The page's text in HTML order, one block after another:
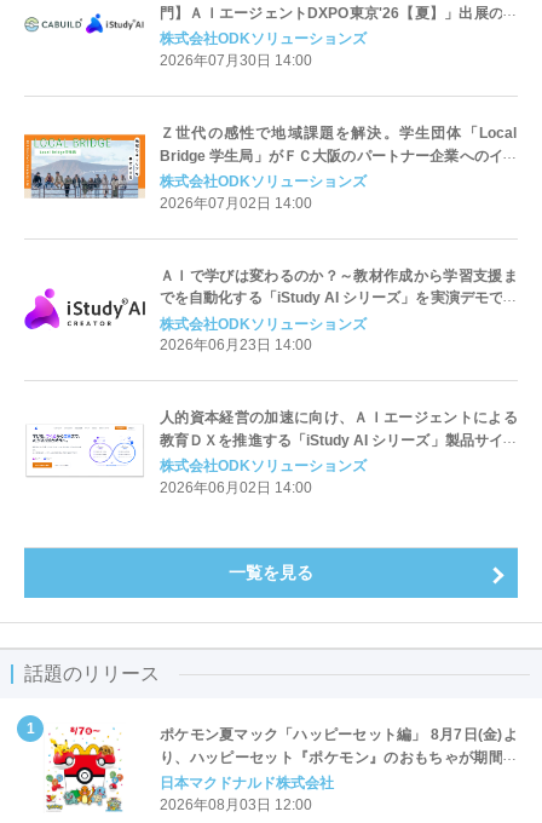
門】ＡＩエージェントDXPO東京'26【夏】」出展のお
知らせ
株式会社ODKソリューションズ
2026年07月30日 14:00
Ｚ世代の感性で地域課題を解決。学生団体「Local
Bridge 学生局」がＦＣ大阪のパートナー企業へのイン
タビュープロジェクトを開始
株式会社ODKソリューションズ
2026年07月02日 14:00
ＡＩで学びは変わるのか？～教材作成から学習支援ま
でを自動化する「iStudy AI シリーズ」を実演デモでご
紹介～
株式会社ODKソリューションズ
2026年06月23日 14:00
人的資本経営の加速に向け、ＡＩエージェントによる
教育ＤＸを推進する「iStudy AI シリーズ」製品サイト
を公開
株式会社ODKソリューションズ
2026年06月02日 14:00
一覧を見る
話題のリリース
ポケモン夏マック「ハッピーセット編」 8月7日(金)よ
り、ハッピーセット『ポケモン』のおもちゃが期間限
定登場
日本マクドナルド株式会社
2026年08月03日 12:00